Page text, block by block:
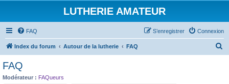
LUTHERIE AMATEUR
FAQ Connexion
S’enregistrer
Index du forum Autour de la lutherie FAQ
FAQ
Modérateur : FAQueurs